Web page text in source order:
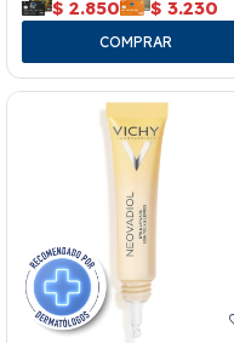
$ 2.850 $ 3.230